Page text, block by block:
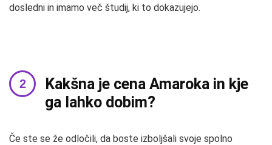
dosledni in imamo več študij, ki to dokazujejo.
Kakšna je cena Amaroka in kje
ga lahko dobim?
Če ste se že odločili, da boste izboljšali svoje spolno